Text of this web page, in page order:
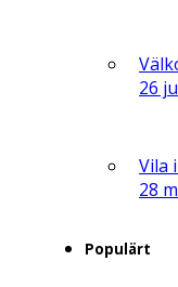
26
Vila
28
Populärt